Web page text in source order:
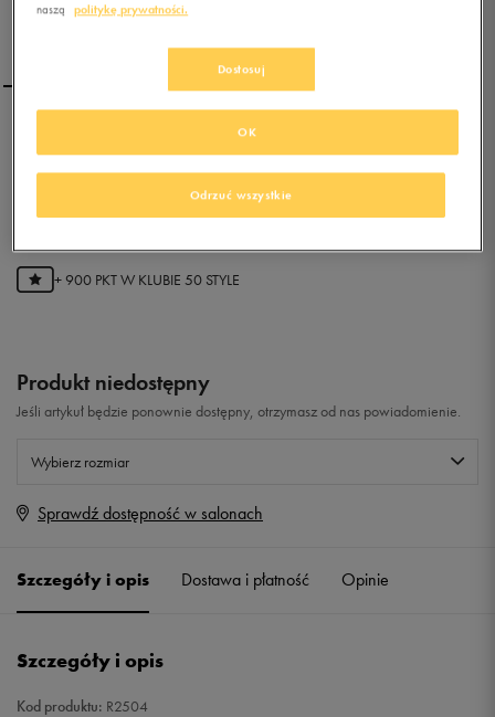
LOTTO RAPTOR ULTRA IV
SPEED
+ 900 PKT W KLUBIE 50 STYLE
Produkt niedostępny
Jeśli artykuł będzie ponownie dostępny, otrzymasz od nas powiadomienie.
Wybierz rozmiar
Rozmiary EU
Sprawdź dostępność w salonach
Szczegóły i opis Dostawa i płatność Opinie
Szczegóły i opis
Kod produktu: R2504
naszą
politykę prywatności.
Dostosuj
Odrzuć wszystkie
OK